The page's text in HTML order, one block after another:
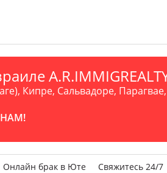
Кипре, Сальвадоре,
Онлайн брак в Юте Свяжитесь 24/7